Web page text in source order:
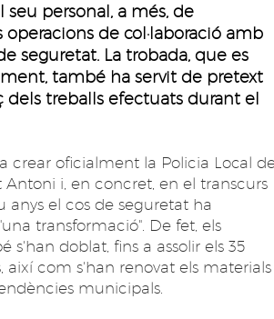
seu personal, a més, de
operacions de col·laboració amb
seguretat. La trobada, que es
també ha servit de pretext
dels treballs efectuats durant el
crear oficialment la Policia Local
Antoni i, en concret, en el transcurs
anys el cos de seguretat ha
transformació". De fet, els
s'han doblat, fins a assolir els 35
així com s'han renovat els materials
municipals.